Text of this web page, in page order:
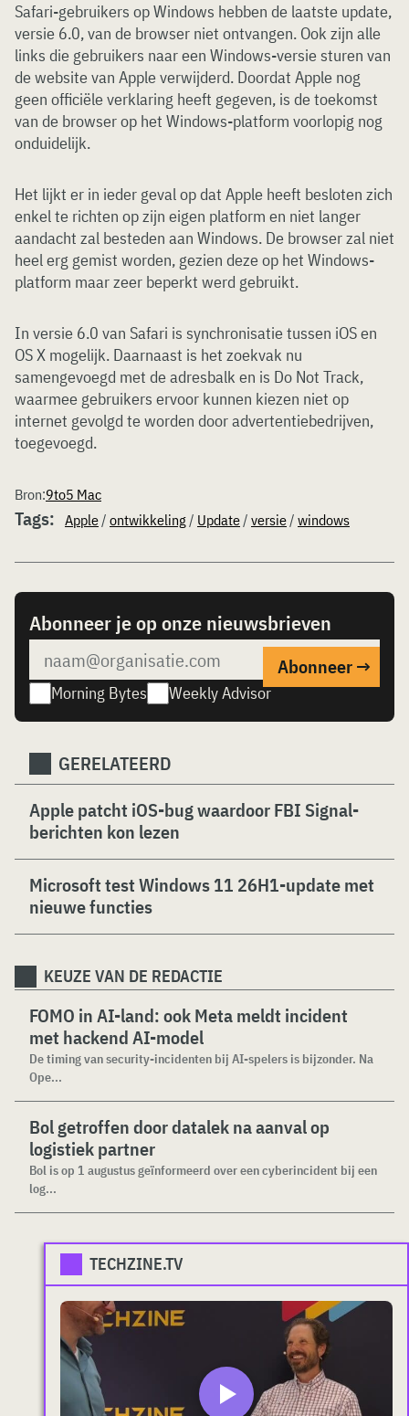
Safari-gebruikers op Windows hebben de laatste update,
versie 6.0, van de browser niet ontvangen. Ook zijn alle
links die gebruikers naar een Windows-versie sturen van
de website van Apple verwijderd. Doordat Apple nog
geen officiële verklaring heeft gegeven, is de toekomst
van de browser op het Windows-platform voorlopig nog
onduidelijk.
Het lijkt er in ieder geval op dat Apple heeft besloten zich
enkel te richten op zijn eigen platform en niet langer
aandacht zal besteden aan Windows. De browser zal niet
heel erg gemist worden, gezien deze op het Windows-
platform maar zeer beperkt werd gebruikt.
In versie 6.0 van Safari is synchronisatie tussen iOS en
OS X mogelijk. Daarnaast is het zoekvak nu
samengevoegd met de adresbalk en is Do Not Track,
waarmee gebruikers ervoor kunnen kiezen niet op
internet gevolgd te worden door advertentiebedrijven,
toegevoegd.
Bron:9to5 Mac
Tags: Apple/ ontwikkeling/ Update/ versie/ windows
Abonneer je op onze nieuwsbrieven
Morning Bytes Weekly Advisor
GERELATEERD
Apple patcht iOS-bug waardoor FBI Signal-
berichten kon lezen
Microsoft test Windows 11 26H1-update met
nieuwe functies
KEUZE VAN DE REDACTIE
FOMO in AI-land: ook Meta meldt incident
met hackend AI-model
De timing van security-incidenten bij AI-spelers is bijzonder. Na
Ope...
Bol getroffen door datalek na aanval op
logistiek partner
Bol is op 1 augustus geïnformeerd over een cyberincident bij een
log...
TECHZINE.TV